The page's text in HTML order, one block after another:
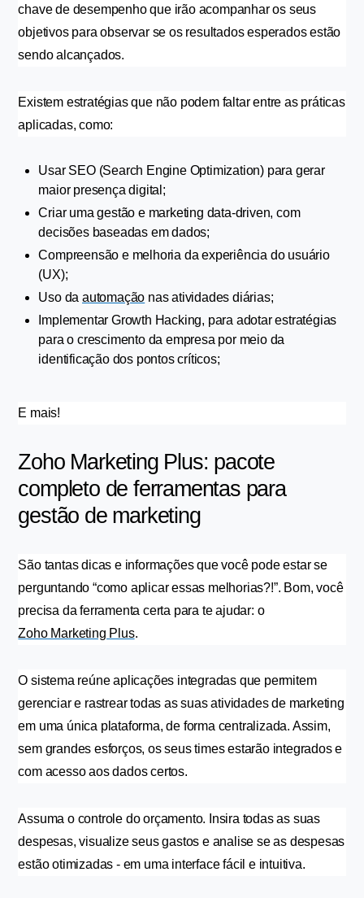
chave de desempenho que irão acompanhar os seus
objetivos para observar se os resultados esperados estão
sendo alcançados.
Existem estratégias que não podem faltar entre as práticas
aplicadas, como:
Usar SEO (Search Engine Optimization) para gerar
maior presença digital;
Criar uma gestão e marketing data-driven, com
decisões baseadas em dados;
Compreensão e melhoria da experiência do usuário
(UX);
Uso da automação nas atividades diárias;
Implementar Growth Hacking, para adotar estratégias
para o crescimento da empresa por meio da
identificação dos pontos críticos;
E mais!
Zoho Marketing Plus: pacote
completo de ferramentas para
gestão de marketing
São tantas dicas e informações que você pode estar se
perguntando “como aplicar essas melhorias?!”. Bom, você
precisa da ferramenta certa para te ajudar: o
Zoho Marketing Plus.
O sistema reúne aplicações integradas que permitem
gerenciar e rastrear todas as suas atividades de marketing
em uma única plataforma, de forma centralizada. Assim,
sem grandes esforços, os seus times estarão integrados e
com acesso aos dados certos.
Assuma o controle do orçamento. Insira todas as suas
despesas, visualize seus gastos e analise se as despesas
estão otimizadas - em uma interface fácil e intuitiva.